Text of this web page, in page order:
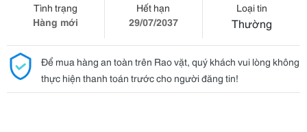
Tình trạng
Hàng mới
Hết hạn
29/07/2037
Loại tin
Thường
Để mua hàng an toàn trên Rao vặt, quý khách vui lòng không
thực hiện thanh toán trước cho người đăng tin!